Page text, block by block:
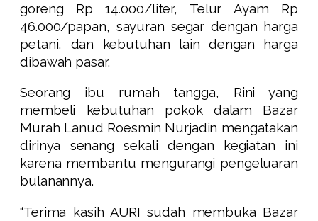
goreng Rp 14.000/liter, Telur Ayam Rp
46.000/papan, sayuran segar dengan harga
petani, dan kebutuhan lain dengan harga
dibawah pasar.
Seorang ibu rumah tangga, Rini yang
membeli kebutuhan pokok dalam Bazar
Murah Lanud Roesmin Nurjadin mengatakan
dirinya senang sekali dengan kegiatan ini
karena membantu mengurangi pengeluaran
bulanannya.
“Terima kasih AURI sudah membuka Bazar